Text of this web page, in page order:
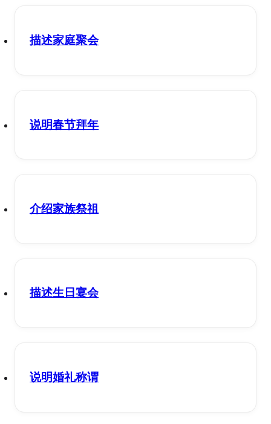
描述家庭聚会
说明春节拜年
介绍家族祭祖
描述生日宴会
说明婚礼称谓